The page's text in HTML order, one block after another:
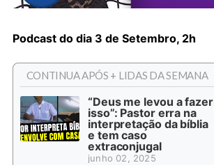
Podcast do dia 3 de Setembro, 2h
CONTINUA APÓS + LIDAS DA SEMANA
“Deus me levou a fazer
isso”: Pastor erra na
interpretação da bíblia
e tem caso
extraconjugal
junho 02, 2025